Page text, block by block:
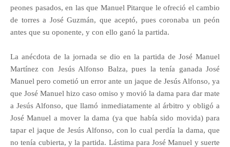
peones pasados, en las que Manuel Pitarque le ofreció el cambio
de torres a José Guzmán, que aceptó, pues coronaba un peón
antes que su oponente, y con ello ganó la partida.
La anécdota de la jornada se dio en la partida de José Manuel
Martínez con Jesús Alfonso Balza, pues la tenía ganada José
Manuel pero cometió un error ante un jaque de Jesús Alfonso, ya
que José Manuel hizo caso omiso y movió la dama para dar mate
a Jesús Alfonso, que llamó inmediatamente al árbitro y obligó a
José Manuel a mover la dama (ya que había sido movida) para
tapar el jaque de Jesús Alfonso, con lo cual perdía la dama, que
no tenía cubierta, y la partida. Lástima para José Manuel y suerte